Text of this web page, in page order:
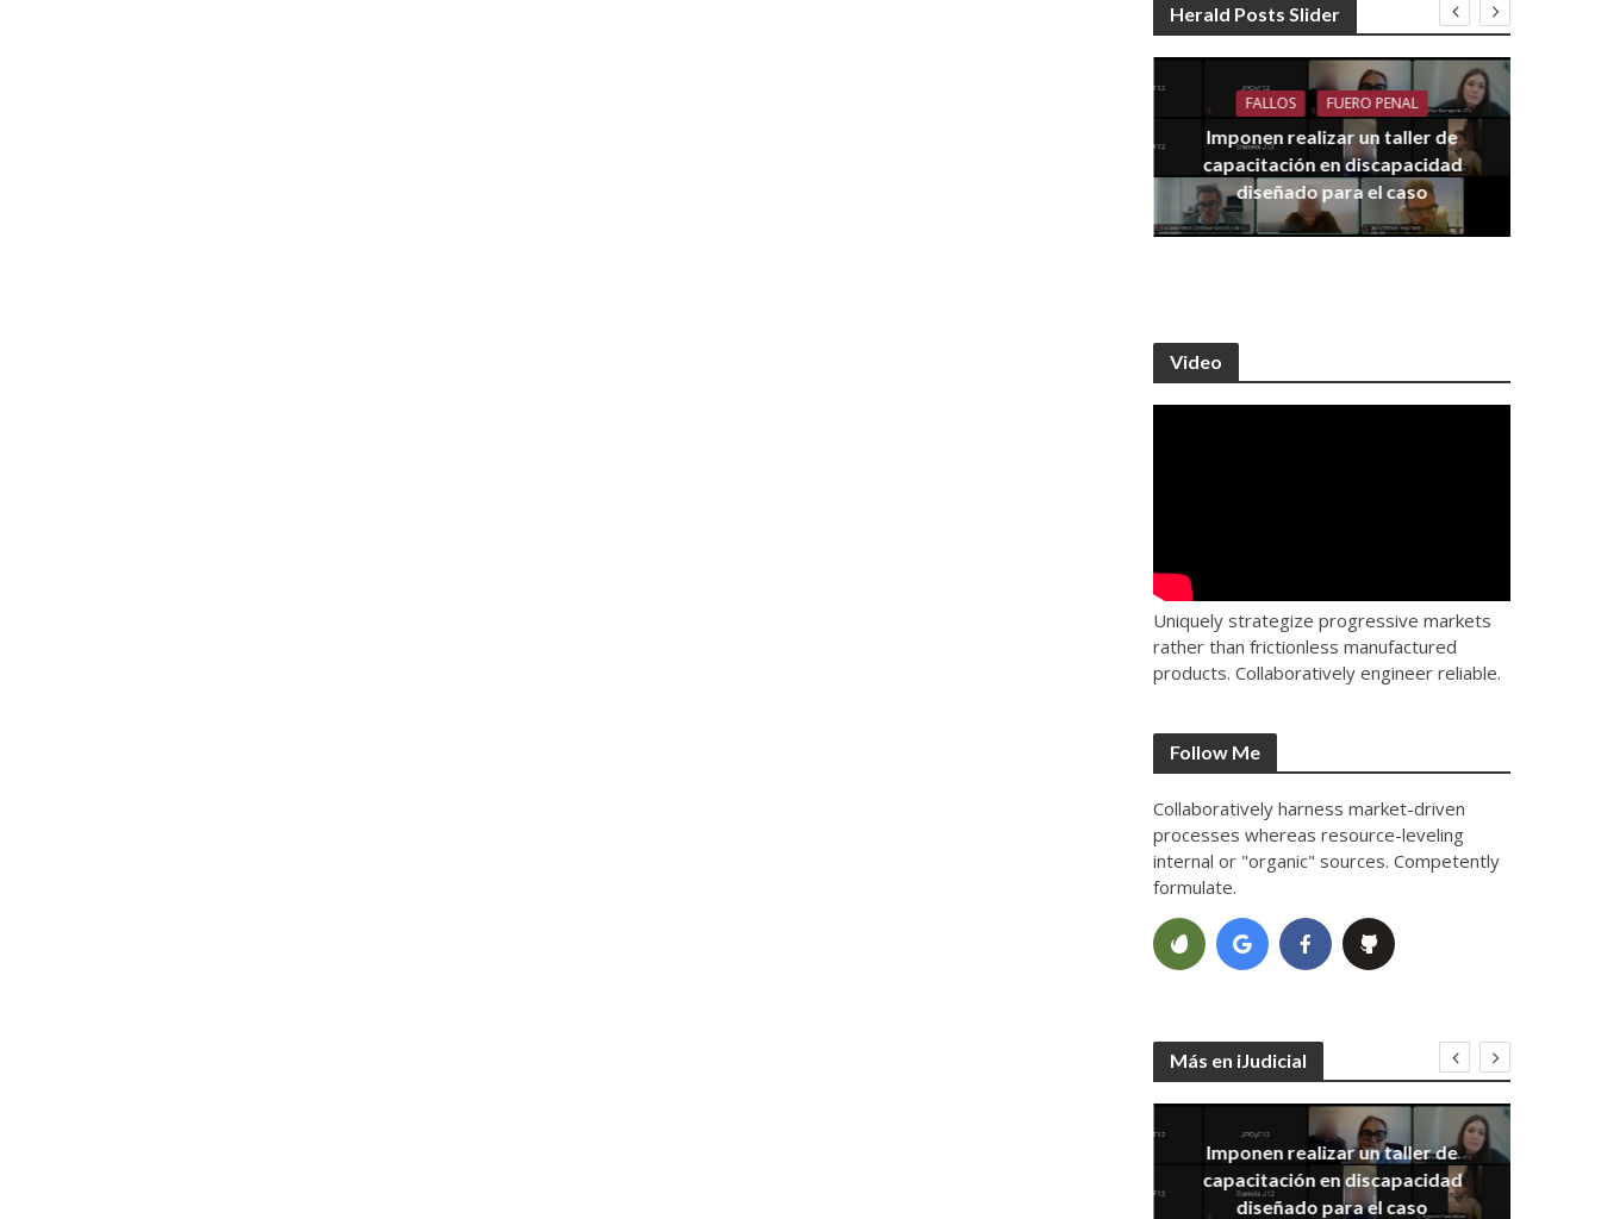
Herald Posts Slider
FALLOS FUERO PENAL
Imponen realizar un taller de
capacitación en discapacidad
diseñado para el caso
Video
Uniquely strategize progressive markets
rather than frictionless manufactured
products. Collaboratively engineer reliable.
Follow Me
Collaboratively harness market-driven
processes whereas resource-leveling
internal or "organic" sources. Competently
formulate.
Más en iJudicial
Imponen realizar un taller de
capacitación en discapacidad
diseñado para el caso